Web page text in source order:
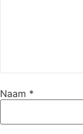
Naam *